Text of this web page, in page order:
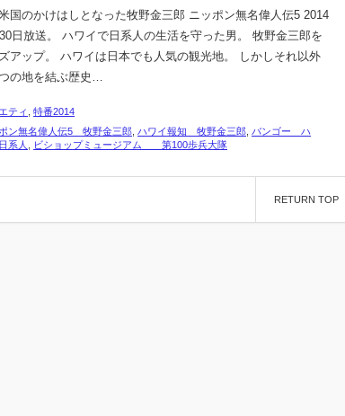
国のかけはしとなった牧野金三郎 ニッポン無名偉人伝5 2014
日放送。 ハワイで日系人の生活を守った男。 牧野金三郎を
アップ。 ハワイは日本でも人気の観光地。 しかしそれ以外
の地を結ぶ歴史…
ティ
特番2014
ン無名偉人伝5 牧野金三郎 ハワイ報知 牧野金三郎 バンゴー ハ
系人
ビショップミュージアム 第100歩兵大隊
RETURN TOP